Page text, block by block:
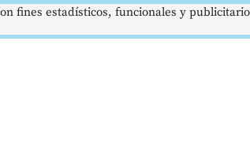
fines estadísticos, funcionales y